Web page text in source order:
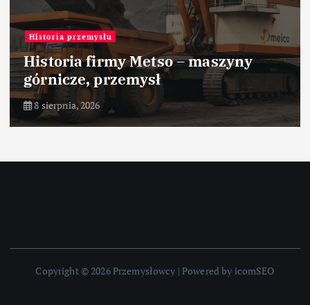
Historia przemysłu
Historia firmy Metso – maszyny
górnicze, przemysł
8 sierpnia, 2026
Copyright © 2026 Przemysłowcy | Powered by icomSEO